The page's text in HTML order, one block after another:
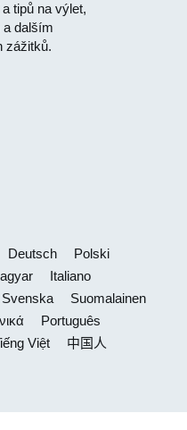
tipů na výlet,
a dalším
zážitků.
Deutsch
Polski
Italiano
Svenska
Suomalainen
Português
Việt 中国人